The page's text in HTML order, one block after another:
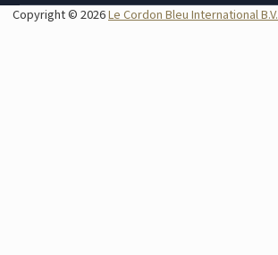
Copyright © 2026Le Cordon Bleu International B.V.